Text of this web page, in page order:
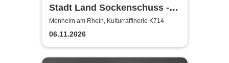
Stadt Land Sockenschuss -
Kabarett-Theater Distel
Monheim am Rhein, Kulturraffinerie K714
06.11.2026